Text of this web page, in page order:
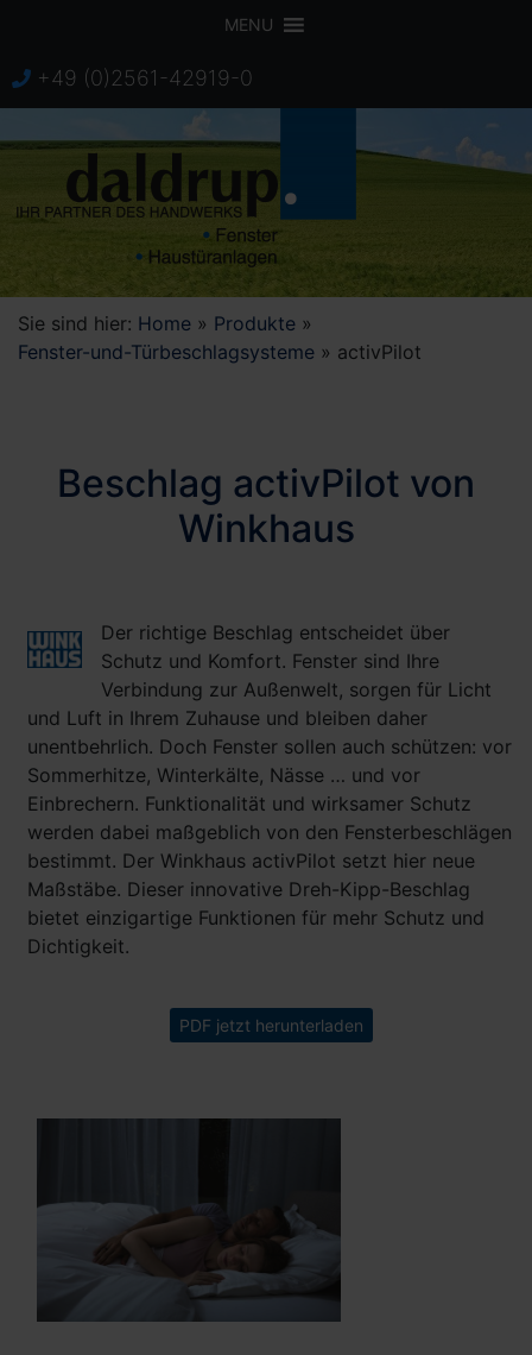
MENU
+49 (0)2561-42919-0
Sie sind hier: Home » Produkte »
Fenster-und-Türbeschlagsysteme » activPilot
Beschlag activPilot von
Winkhaus
Der richtige Beschlag entscheidet über
Schutz und Komfort. Fenster sind Ihre
Verbindung zur Außenwelt, sorgen für Licht
und Luft in Ihrem Zuhause und bleiben daher
unentbehrlich. Doch Fenster sollen auch schützen: vor
Sommerhitze, Winterkälte, Nässe … und vor
Einbrechern. Funktionalität und wirksamer Schutz
werden dabei maßgeblich von den Fensterbeschlägen
bestimmt. Der Winkhaus activPilot setzt hier neue
Maßstäbe. Dieser innovative Dreh-Kipp-Beschlag
bietet einzigartige Funktionen für mehr Schutz und
Dichtigkeit.
PDF jetzt herunterladen